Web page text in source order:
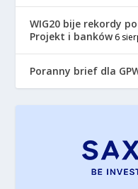
WIG20 bije rekordy
Projekt i banków 6
Poranny brief dla